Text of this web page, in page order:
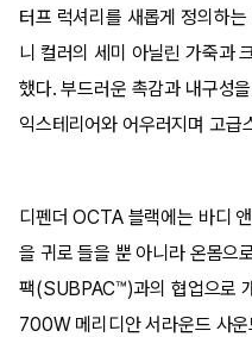
터프 럭셔리를 새롭게 정의하
니 컬러의 세미 아닐린 가죽과
했다. 부드러운 촉감과 내구성
익스테리어와 어우러지며 고급
디펜더 OCTA 블랙에는 바디
을 귀로 들을 뿐 아니라 온몸으
팩(SUBPAC™)과의 협업으로
700W 메리디안 서라운드 사